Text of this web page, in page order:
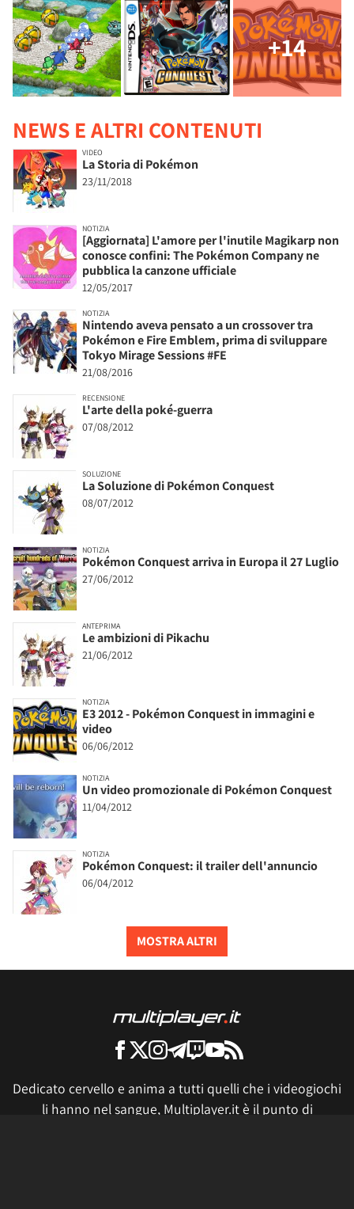
+14
NEWS E ALTRI CONTENUTI
VIDEO
La Storia di Pokémon
23/11/2018
NOTIZIA
[Aggiornata] L'amore per l'inutile Magikarp non
conosce confini: The Pokémon Company ne
pubblica la canzone ufficiale
12/05/2017
NOTIZIA
Nintendo aveva pensato a un crossover tra
Pokémon e Fire Emblem, prima di sviluppare
Tokyo Mirage Sessions #FE
21/08/2016
RECENSIONE
L'arte della poké-guerra
07/08/2012
SOLUZIONE
La Soluzione di Pokémon Conquest
08/07/2012
NOTIZIA
Pokémon Conquest arriva in Europa il 27 Luglio
27/06/2012
ANTEPRIMA
Le ambizioni di Pikachu
21/06/2012
NOTIZIA
E3 2012 - Pokémon Conquest in immagini e
video
06/06/2012
NOTIZIA
Un video promozionale di Pokémon Conquest
11/04/2012
NOTIZIA
Pokémon Conquest: il trailer dell'annuncio
06/04/2012
MOSTRA ALTRI
Dedicato cervello e anima a tutti quelli che i videogiochi
li hanno nel sangue, Multiplayer.it è il punto di